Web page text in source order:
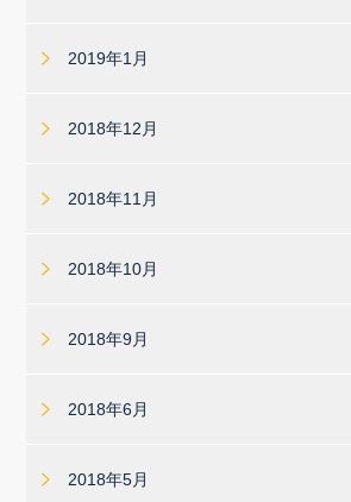
2019年1月
2018年12月
2018年11月
2018年10月
2018年9月
2018年6月
2018年5月